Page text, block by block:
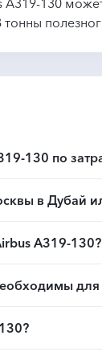
130 по
в Дубай
A319-130?